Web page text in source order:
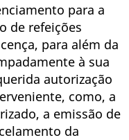
para a
de refeições
para além da
à sua
autorização
como, a
a emissão de
da